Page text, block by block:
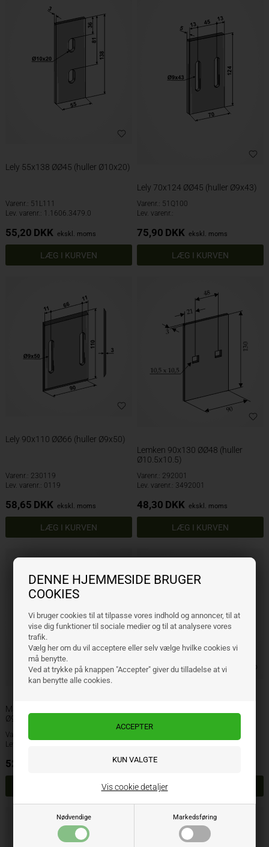
DENNE HJEMMESIDE BRUGER
COOKIES
Vi bruger cookies til at tilpasse vores indhold og annoncer, til at
vise dig funktioner til sociale medier og til at analysere vores
trafik.
Vælg her om du vil acceptere eller selv vælge hvilke cookies vi
må benytte.
Ved at trykke på knappen "Accepter" giver du tilladelse at vi
kan benytte alle cookies.
Nødvendige Markedsføring
Vis cookie detaljer
Lely 55x138 ØØ45 (huller Ø10x20)
Varenr.: 51L111
Lev. varenr.: 1.1606.3479.0
55,20 DKK ekskl. moms
Lely 70x124 ØØ45 (huller Ø9x43)
Varenr.: 51Q100
Lev. varenr.:
75,90 DKK ekskl. moms
Lely 90x110 ØØ66 (huller Ø9x50)
Varenr.: 230119
Lev. varenr.: 0119
58,65 DKK ekskl. moms
Lemken 90x130 ØØ48 (huller
Ø10.5x10.5)
Varenr.: 292001
Lev. varenr.: 3492001
48,30 DKK ekskl. moms
Maschio 95x110 ØØ42 (huller
Ø9x50)
Varenr.: 51-M202L
Lev. varenr.:
52,90
Ø8,5x39)
41,40